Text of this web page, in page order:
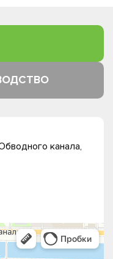
канала,